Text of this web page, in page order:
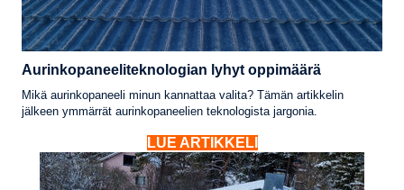
Aurinkopaneeliteknologian lyhyt oppimäärä
Mikä aurinkopaneeli minun kannattaa valita? Tämän artikkelin
jälkeen ymmärrät aurinkopaneelien teknologista jargonia.
LUE ARTIKKELI